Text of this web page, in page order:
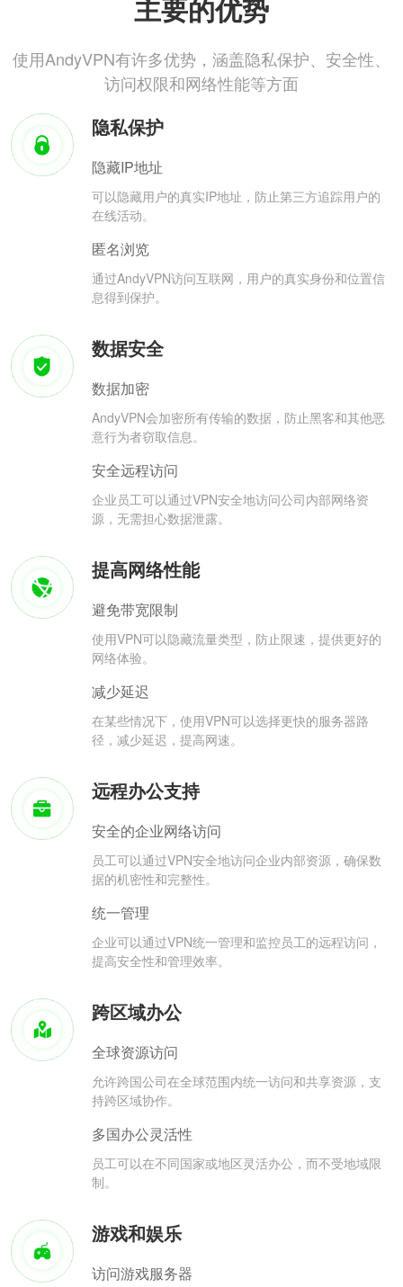
主要的优势
使用AndyVPN有许多优势，涵盖隐私保护、安全性、
访问权限和网络性能等方面
隐私保护
隐藏IP地址
可以隐藏用户的真实IP地址，防止第三方追踪用户的
在线活动。
匿名浏览
通过AndyVPN访问互联网，用户的真实身份和位置信
息得到保护。
数据安全
数据加密
AndyVPN会加密所有传输的数据，防止黑客和其他恶
意行为者窃取信息。
安全远程访问
企业员工可以通过VPN安全地访问公司内部网络资
源，无需担心数据泄露。
提高网络性能
避免带宽限制
使用VPN可以隐藏流量类型，防止限速，提供更好的
网络体验。
减少延迟
在某些情况下，使用VPN可以选择更快的服务器路
径，减少延迟，提高网速。
远程办公支持
安全的企业网络访问
员工可以通过VPN安全地访问企业内部资源，确保数
据的机密性和完整性。
统一管理
企业可以通过VPN统一管理和监控员工的远程访问，
提高安全性和管理效率。
跨区域办公
全球资源访问
允许跨国公司在全球范围内统一访问和共享资源，支
持跨区域协作。
多国办公灵活性
员工可以在不同国家或地区灵活办公，而不受地域限
制。
游戏和娱乐
访问游戏服务器